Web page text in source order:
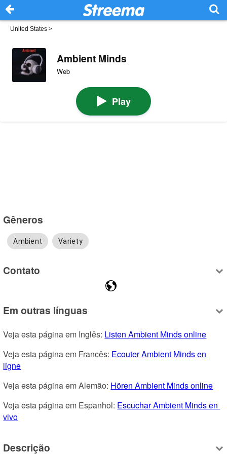
United States >
Ambient Minds
Web
Play
Gêneros
Ambient Variety
Contato
Em outras línguas
Veja esta página em Inglês: Listen Ambient Minds online
Veja esta página em Francês: Ecouter Ambient Minds en
ligne
Veja esta página em Alemão: Hören Ambient Minds online
Veja esta página em Espanhol: Escuchar Ambient Minds en
vivo
Descrição